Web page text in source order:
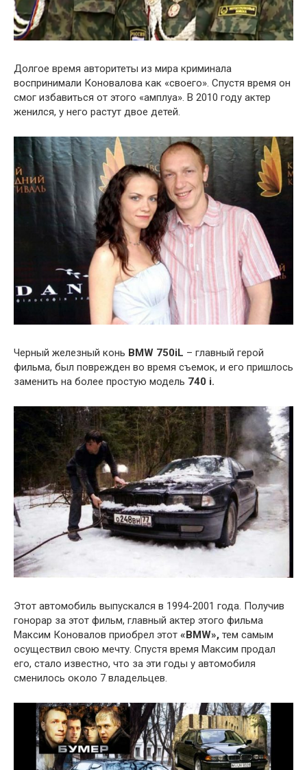
Долгое время авторитеты из мира криминала
воспринимали Коновалова как «своего». Спустя время он
смог избавиться от этого «амплуа». В 2010 году актер
женился, у него растут двое детей.
Черный железный конь BMW 750iL – главный герой
фильма, был поврежден во время съемок, и его пришлось
заменить на более простую модель 740 i.
Этот автомобиль выпускался в 1994-2001 года. Получив
гонорар за этот фильм, главный актер этого фильма
Максим Коновалов приобрел этот «BMW», тем самым
осуществил свою мечту. Спустя время Максим продал
его, стало известно, что за эти годы у автомобиля
сменилось около 7 владельцев.